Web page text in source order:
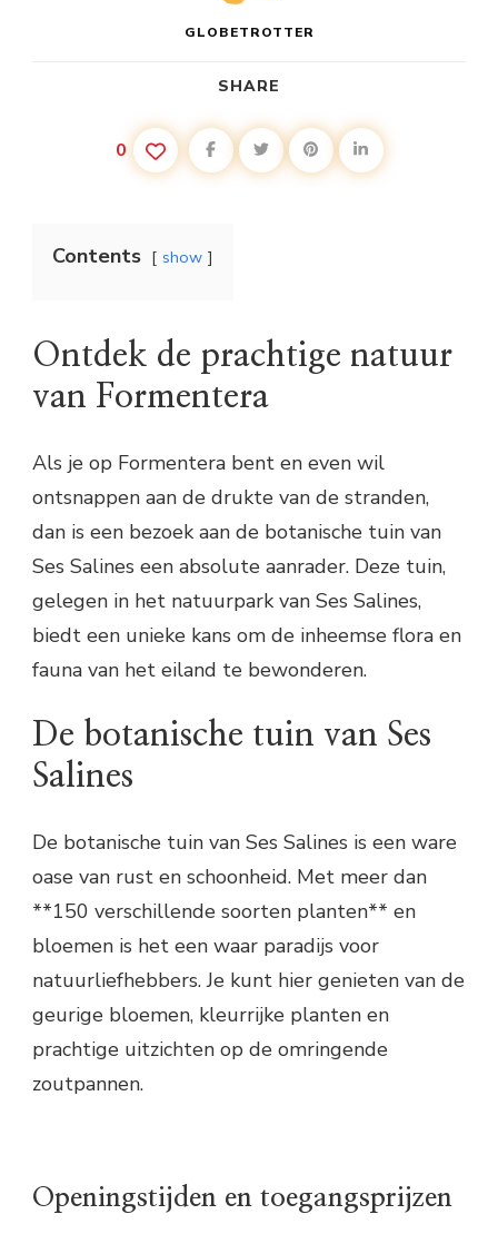
GLOBETROTTER
SHARE
0
Contents show
Ontdek de prachtige natuur
van Formentera
Als je op Formentera bent en even wil
ontsnappen aan de drukte van de stranden,
dan is een bezoek aan de botanische tuin van
Ses Salines een absolute aanrader. Deze tuin,
gelegen in het natuurpark van Ses Salines,
biedt een unieke kans om de inheemse flora en
fauna van het eiland te bewonderen.
De botanische tuin van Ses
Salines
De botanische tuin van Ses Salines is een ware
oase van rust en schoonheid. Met meer dan
**150 verschillende soorten planten** en
bloemen is het een waar paradijs voor
natuurliefhebbers. Je kunt hier genieten van de
geurige bloemen, kleurrijke planten en
prachtige uitzichten op de omringende
zoutpannen.
Openingstijden en toegangsprijzen